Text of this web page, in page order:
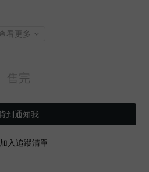
看更多
售完
到通知我
加入追蹤清單